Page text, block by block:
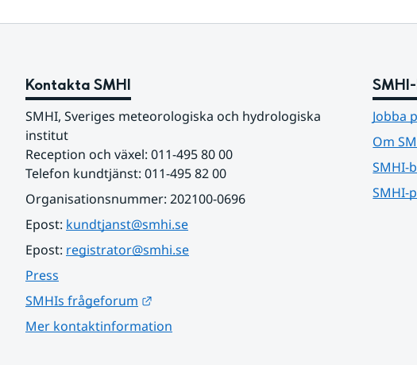
Kontakta SMHI
SMHI, Sveriges meteorologiska och hydrologiska
institut
Reception och växel: 011-495 80 00
Telefon kundtjänst: 011-495 82 00
Organisationsnummer: 202100-0696
Epost: kundtjanst@smhi.se
Epost: registrator@smhi.se
Press
SMHIs frågeforum
Mer kontaktinformation
Jobba
Om
SMHI-
SMHI-